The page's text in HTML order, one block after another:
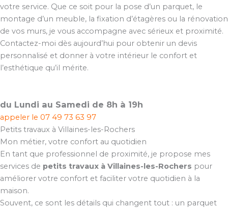
votre service. Que ce soit pour la pose d’un parquet, le
montage d’un meuble, la fixation d’étagères ou la rénovation
de vos murs, je vous accompagne avec sérieux et proximité.
Contactez-moi dès aujourd’hui pour obtenir un devis
personnalisé et donner à votre intérieur le confort et
l’esthétique qu’il mérite.
du Lundi au Samedi de 8h à 19h
appeler le 07 49 73 63 97
Petits travaux à Villaines-les-Rochers
Mon métier, votre confort au quotidien
En tant que professionnel de proximité, je propose mes
services de petits travaux à Villaines-les-Rochers pour
améliorer votre confort et faciliter votre quotidien à la
maison.
Souvent, ce sont les détails qui changent tout : un parquet